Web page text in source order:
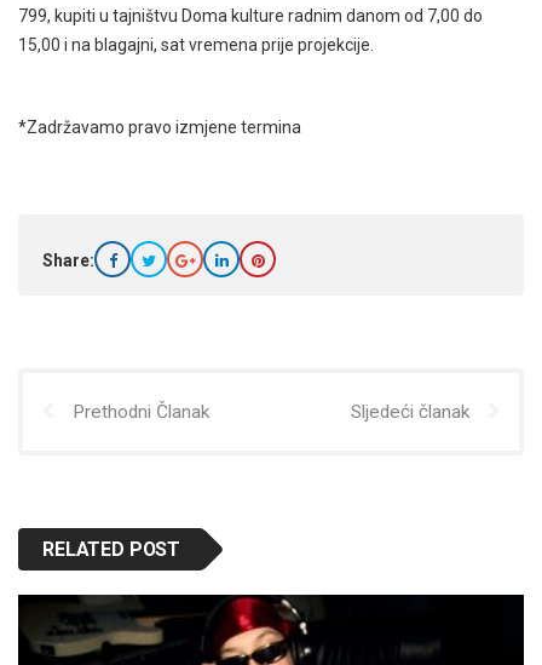
799, kupiti u tajništvu Doma kulture radnim danom od 7,00 do
15,00 i na blagajni, sat vremena prije projekcije.
*Zadržavamo pravo izmjene termina
Share:
Prethodni Članak Sljedeći članak
RELATED POST